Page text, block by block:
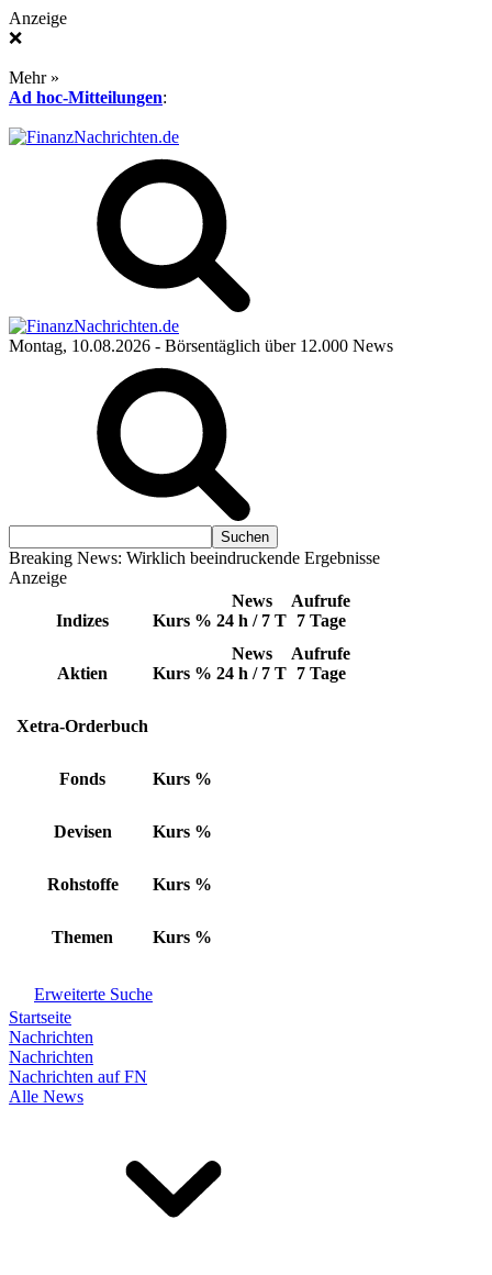
Anzeige
❌
Mehr »
Ad hoc-Mitteilungen:
Montag, 10.08.2026 - Börsentäglich über 12.000 News
Breaking News: Wirklich beeindruckende Ergebnisse
Anzeige
Indizes Kurs %
News
24 h / 7 T
Aufrufe
7 Tage
Aktien Kurs %
News
24 h / 7 T
Aufrufe
7 Tage
Xetra-Orderbuch
Fonds Kurs %
Devisen Kurs %
Rohstoffe Kurs %
Themen Kurs %
Erweiterte Suche
Startseite
Nachrichten
Nachrichten
Nachrichten auf FN
Alle News